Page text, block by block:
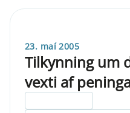
23. maí 2005
Tilkynning um
vexti af